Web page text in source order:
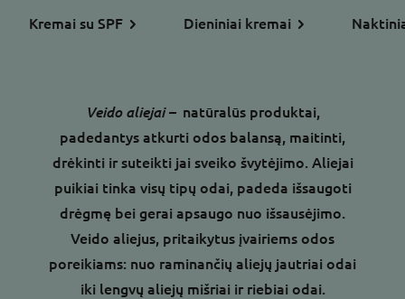
Kremai su SPF Dieniniai kremai
Veido aliejai – natūralūs produktai,
padedantys atkurti odos balansą, maitinti,
drėkinti ir suteikti jai sveiko švytėjimo. Aliejai
puikiai tinka visų tipų odai, padeda išsaugoti
drėgmę bei gerai apsaugo nuo išsausėjimo.
Veido aliejus, pritaikytus įvairiems odos
poreikiams: nuo raminančių aliejų jautriai odai
iki lengvų aliejų mišriai ir riebiai odai.